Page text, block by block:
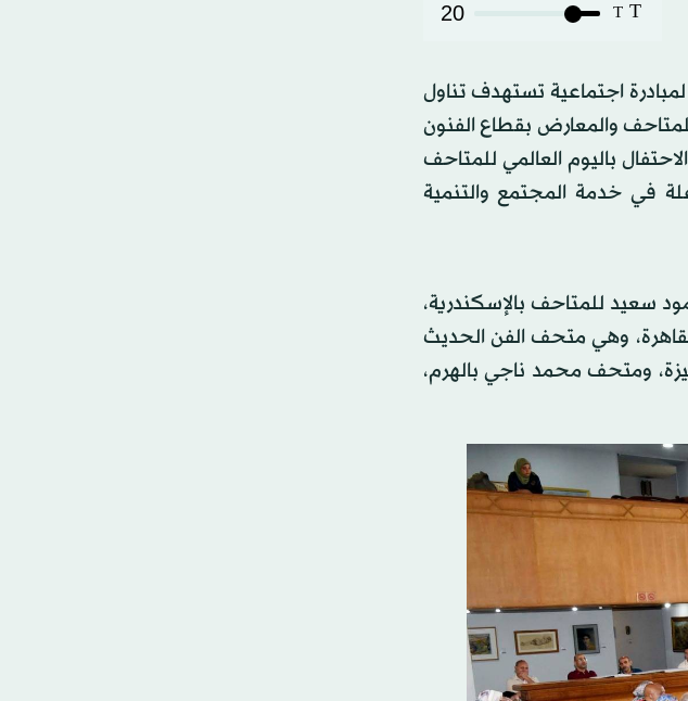
T
T
20
اجتماعية تستهدف تناول
للمتاحف والمعارض بقطاع الفنون
باليوم العالمي للمتاحف
في خدمة المجتمع والتنمية
سعيد للمتاحف بالإسكندرية،
وهي متحف الفن الحديث
ومتحف محمد ناجي بالهرم،